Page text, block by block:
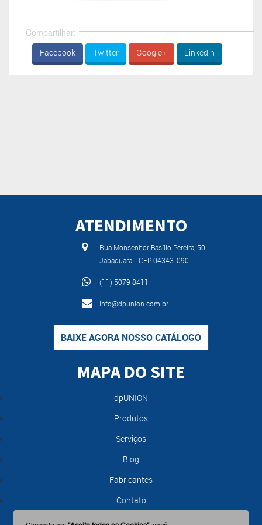
Compartilhar:
Facebook Twitter Google+ Linkedin
ATENDIMENTO
Rua Monsenhor Basílio Pereira, 50
Jabaquara - CEP 04343-090
(11) 5079 8411
info@dpunion.com.br
BAIXE AGORA NOSSO CATÁLOGO
MAPA DO SITE
dpUNION
Produtos
Serviços
Blog
Fabricantes
Contato